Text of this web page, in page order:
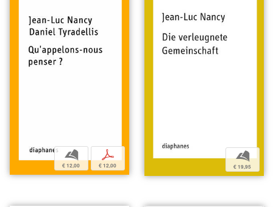
b
€ 12,00
p
€ 12,00
b
€ 19,95